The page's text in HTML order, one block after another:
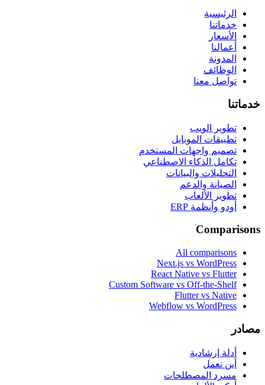
الرئيسية
خدماتنا
الأسعار
أعمالنا
المدونة
الوظائف
تواصل معنا
خدماتنا
تطوير الويب
تطبيقات الموبايل
تصميم واجهات المستخدم
تكامل الذكاء الاصطناعي
التحليلات والبيانات
الصيانة والدعم
تطوير الألعاب
أودو وأنظمة ERP
Comparisons
All comparisons
Next.js vs WordPress
React Native vs Flutter
Custom Software vs Off-the-Shelf
Flutter vs Native
Webflow vs WordPress
مصادر
أدلة إرشادية
أين نعمل
مسرد المصطلحات